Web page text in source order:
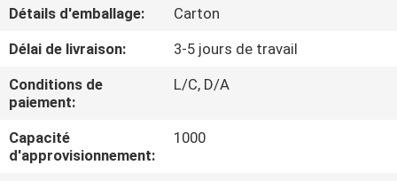
CONTRÔLE
DE
QUALITÉ
CONTACTEZ-
NOUS
Détails d'emballage:
Carton
Délai de livraison:
3-5 jours de travail
Conditions de
paiement:
L/C, D/A
Capacité
d'approvisionnement:
1000